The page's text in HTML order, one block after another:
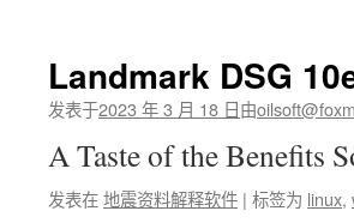
Landmark DSG
发表于2023 年 3 月 18 日由
A Taste of the Benefits
发表在地震资料解释软件 | 标签为 linux,